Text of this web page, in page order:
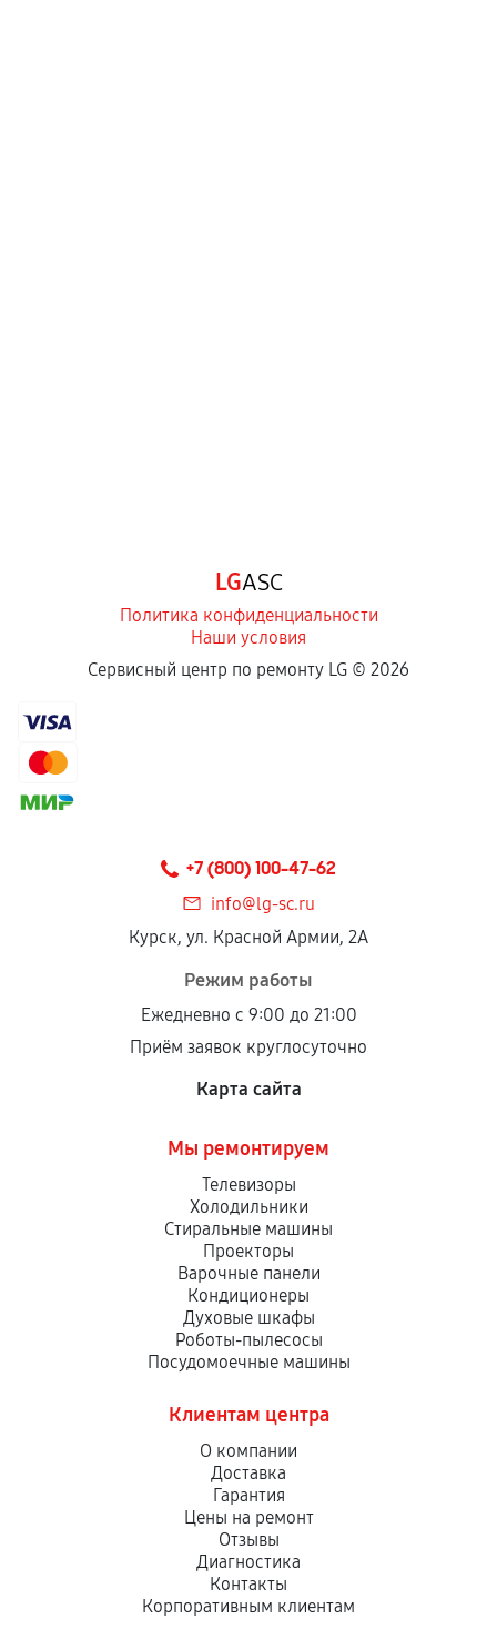
LGASC
Политика конфиденциальности
Наши условия
Сервисный центр по ремонту LG © 2026
+7 (800) 100-47-62
info@lg-sc.ru
Курск, ул. Красной Армии, 2А
Режим работы
Ежедневно с 9:00 до 21:00
Приём заявок круглосуточно
Карта сайта
Мы ремонтируем
Телевизоры
Холодильники
Стиральные машины
Проекторы
Варочные панели
Кондиционеры
Духовые шкафы
Роботы-пылесосы
Посудомоечные машины
Клиентам центра
О компании
Доставка
Гарантия
Цены на ремонт
Отзывы
Диагностика
Контакты
Корпоративным клиентам